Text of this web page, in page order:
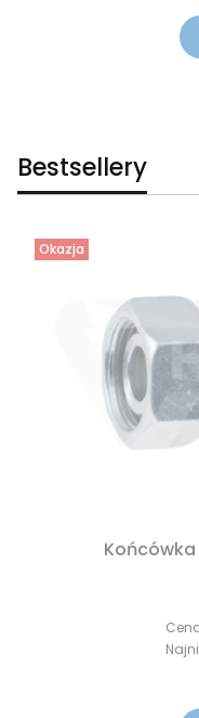
Bestsellery
Okazja
Końcówka